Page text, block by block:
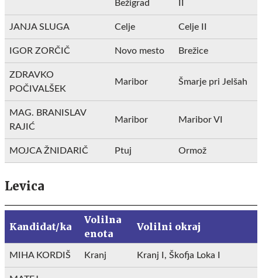
Bežigrad
II
JANJA SLUGA Celje Celje II
IGOR ZORČIČ Novo mesto Brežice
ZDRAVKO
POČIVALŠEK
Maribor Šmarje pri Jelšah
MAG. BRANISLAV
RAJIĆ
Maribor Maribor VI
MOJCA ŽNIDARIČ Ptuj Ormož
Levica
Kandidat/ka
Volilna
enota
Volilni okraj
MIHA KORDIŠ Kranj Kranj I, Škofja Loka I